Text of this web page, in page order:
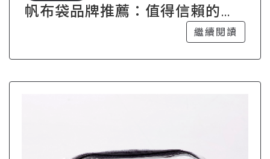
帆布袋品牌推薦：值得信賴的十
繼續閱讀